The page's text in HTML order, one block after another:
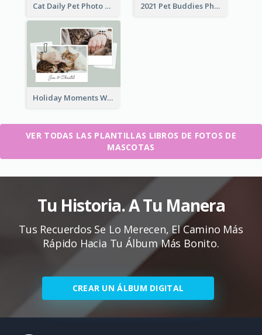
Cat Daily Pet Photo Book Details 2021 Pet Buddies Photo Book
Holiday Moments With Pets Photo Book
VER TODAS LAS PLANTILLAS LIBROS DE FOTOS DE
MASCOTAS
Tu Historia. A Tu Manera
Tus Recuerdos Se Lo Merecen, El Camino Más
Rápido Hacia Tu Álbum Más Bonito.
CREAR UN ÁLBUM DIGITAL